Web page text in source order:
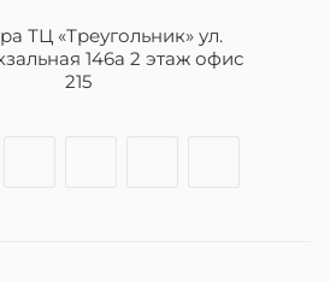
ТЦ «Треугольник» ул.
146а 2 этаж офис
215